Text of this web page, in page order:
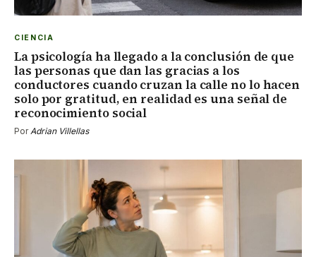
CIENCIA
La psicología ha llegado a la conclusión de que
las personas que dan las gracias a los
conductores cuando cruzan la calle no lo hacen
solo por gratitud, en realidad es una señal de
reconocimiento social
PorAdrian Villellas